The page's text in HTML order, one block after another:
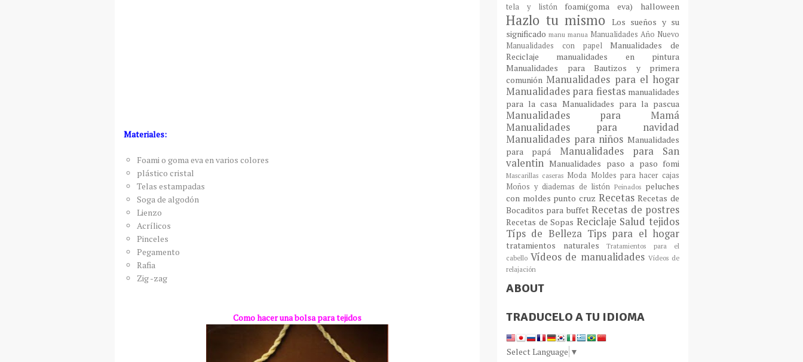
Materiales:
Foami o goma eva en varios colores
plástico cristal
Telas estampadas
Soga de algodón
Lienzo
Acrílicos
Pinceles
Pegamento
Rafia
Zig -zag
Como hacer una bolsa para tejidos
tela y listón foami(goma eva) halloween
Hazlo tu mismo
Los sueños y su
significado manu manua Manualidades Año Nuevo
Manualidades con papelManualidades de
Reciclaje manualidades en pintura
Manualidades para Bautizos y primera
comuniónManualidades para el hogar
Manualidades para fiestas manualidades
para la casa Manualidades para la pascua
Manualidades para Mamá
Manualidades para navidad
Manualidades para niños Manualidades
para papá Manualidades para San
valentinManualidades paso a paso fomi
Mascarillas caseras Moda Moldes para hacer cajas
Moños y diademas de listónPeinados peluches
con moldes punto cruz RecetasRecetas de
Bocaditos para buffetRecetas de postres
Recetas de Sopas Reciclaje Saludtejidos
Típs de Belleza Tips para el hogar
tratamientos naturales
Tratamientos para el
cabello Vídeos de manualidades Vídeos de
relajación
ABOUT
TRADUCELO A TU IDIOMA
Select Language ▼